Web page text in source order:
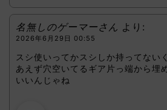
名無しのゲーマーさん より:
2026年6月29日 00:55
スシ使いってかスシしか持ってない
あえず穴空いてるギア片っ端から埋
いいんじゃね